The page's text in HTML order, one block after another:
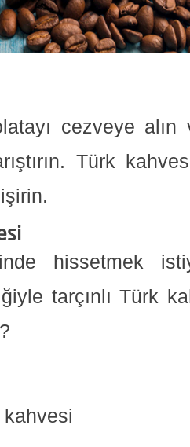
cezveye alın
Türk
hissetmek
tarçınlı Türk
kahvesi